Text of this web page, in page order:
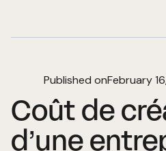
Published onFebruary
Coût de
d’une